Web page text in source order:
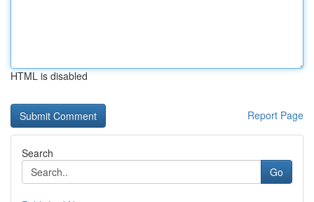
HTML is disabled
Report Page
Search
Go